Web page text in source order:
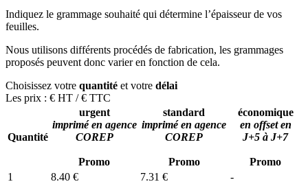
Indiquez le grammage souhaité qui détermine l’épaisseur de vos
feuilles.
Nous utilisons différents procédés de fabrication, les grammages
proposés peuvent donc varier en fonction de cela.
Choisissez votre quantité et votre délai
Les prix : € HT /€ TTC
Quantité
urgent
imprimé en agence
COREP
Promo
standard
imprimé en agence
COREP
Promo
économique
en offset en
J+5 à J+7
Promo
1
8.40 € 7.31 €
-